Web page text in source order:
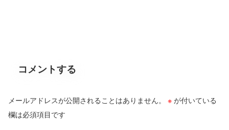
コメントする
メールアドレスが公開されることはありません。 ※が付いている
欄は必須項目です